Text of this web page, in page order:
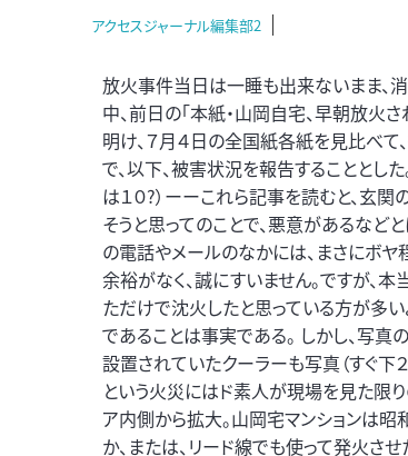
アクセスジャーナル編集部2
放火事件当日は一睡も出来ないまま、
中、前日の「本紙・山岡自宅、早朝放火
明け、７月４日の全国紙各紙を見比べ
で、以下、被害状況を報告することとした
は１０?）ーーこれら記事を読むと、玄
そうと思ってのことで、悪意があるなど
の電話やメールのなかには、まさにボヤ
余裕がなく、誠にすいません。ですが、
ただけで沈火したと思っている方が多
であることは事実である。 しかし、写
設置されていたクーラーも写真（すぐ下
という火災にはド素人が現場を見た限
ア内側から拡大。山岡宅マンションは
か、または、リード線でも使って発火さ